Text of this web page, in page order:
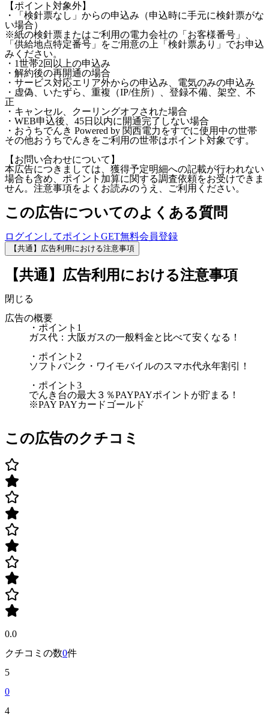
【ポイント対象外】
・「検針票なし」からの申込み（申込時に手元に検針票がな
い場合）
※紙の検針票またはご利用の電力会社の「お客様番号」、
「供給地点特定番号」をご用意の上「検針票あり」でお申込
みください。
・1世帯2回以上の申込み
・解約後の再開通の場合
・サービス対応エリア外からの申込み、電気のみの申込み
・虚偽、いたずら、重複（IP/住所）、登録不備、架空、不
正
・キャンセル、クーリングオフされた場合
・WEB申込後、45日以内に開通完了しない場合
・おうちでんき Powered by 関西電力をすでに使用中の世帯
その他おうちでんきをご利用の世帯はポイント対象です。
【お問い合わせについて】
本広告につきましては、獲得予定明細への記載が行われない
場合も含め、ポイント加算に関する調査依頼をお受けできま
せん。注意事項をよくお読みのうえ、ご利用ください。
この広告についてのよくある質問
ログインしてポイントGET無料会員登録
【共通】広告利用における注意事項
【共通】広告利用における注意事項
閉じる
広告の概要
・ポイント1
ガス代：大阪ガスの一般料金と比べて安くなる！
・ポイント2
ソフトバンク・ワイモバイルのスマホ代永年割引！
・ポイント3
でんき台の最大３％PAYPAYポイントが貯まる！
※PAY PAYカードゴールド
この広告のクチコミ
0.0
クチコミの数0件
5
0
4